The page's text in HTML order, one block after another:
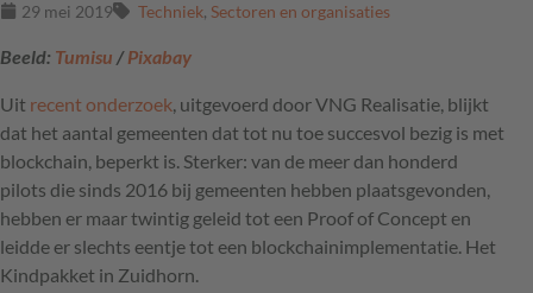
29 mei 2019 Techniek, Sectoren en organisaties
Beeld: Tumisu /Pixabay
Uit recent onderzoek, uitgevoerd doorVNG Realisatie, blijkt
dat het aantal gemeenten dat tot nu toe succesvol bezig is met
blockchain, beperkt is. Sterker: van de meer dan honderd
pilots die sinds 2016 bij gemeenten hebben plaatsgevonden,
hebben er maar twintig geleid tot een Proof of Concept en
leidde er slechts eentje tot een blockchainimplementatie. Het
Kindpakket in Zuidhorn.